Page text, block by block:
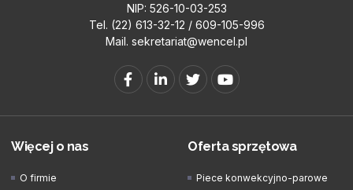
NIP: 526-10-03-253
Tel. (22) 613-32-12 / 609-105-996
Mail. sekretariat@wencel.pl
Więcej o nas
O firmie
Oferta sprzętowa
Piece konwekcyjno-parowe